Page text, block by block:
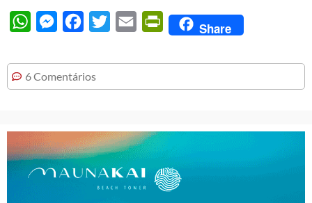
WhatsAppMessengerFacebook
Twitter Email PrintFriendly
Share
6 Comentários